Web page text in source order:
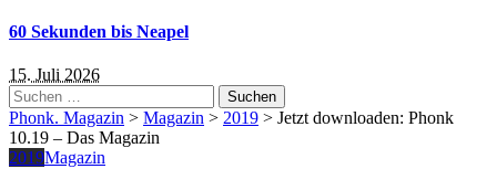
60 Sekunden bis Neapel
15. Juli 2026
Suchen
nach:
Phonk. Magazin > Magazin > 2019 > Jetzt downloaden: Phonk
10.19 – Das Magazin
2019Magazin